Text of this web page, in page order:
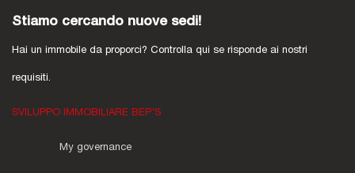
Stiamo cercando nuove sedi!
Hai un immobile da proporci? Controlla qui se risponde ai nostri
requisiti.
SVILUPPO IMMOBILIARE BEP'S
My governance